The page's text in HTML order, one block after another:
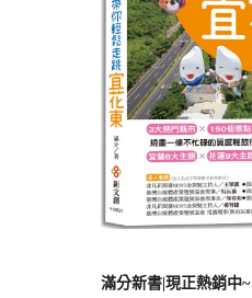
滿分新書|現正熱銷中~